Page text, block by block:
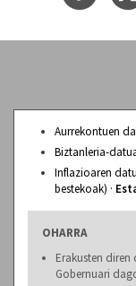
Aurrekontuen
Biztanleria-
Inflazioaren
bestekoak) ·
OHARRA
Erakusten
Gobernuari